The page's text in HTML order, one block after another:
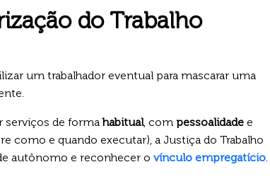
do Trabalho
um trabalhador eventual para mascarar uma
serviços de formahabitual, com pessoalidade e
como e quando executar), a Justiça do Trabalho
autônomo e reconhecer o vínculo empregatício.